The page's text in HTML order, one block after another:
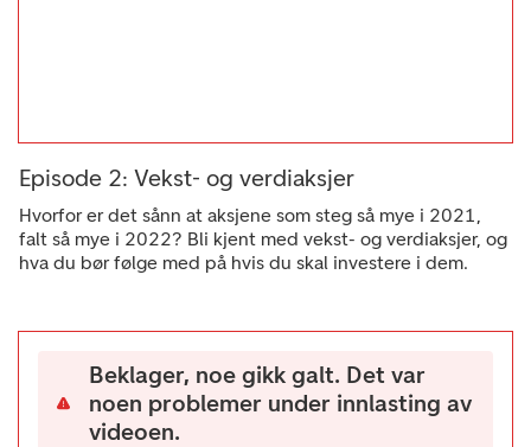
Episode 2: Vekst- og verdiaksjer
Hvorfor er det sånn at aksjene som steg så mye i 2021,
falt så mye i 2022? Bli kjent med vekst- og verdiaksjer, og
hva du bør følge med på hvis du skal investere i dem.
Beklager, noe gikk galt. Det var
noen problemer under innlasting av
videoen.